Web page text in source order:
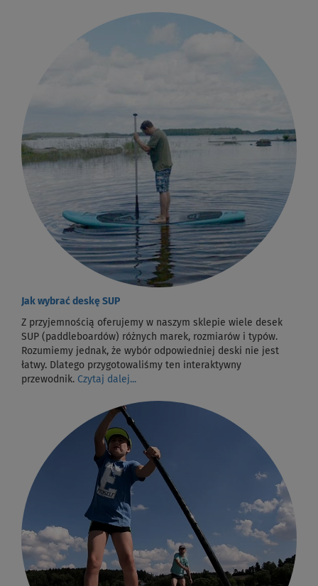
Jak wybrać deskę SUP
Z przyjemnością oferujemy w naszym sklepie wiele desek
SUP (paddleboardów) różnych marek, rozmiarów i typów.
Rozumiemy jednak, że wybór odpowiedniej deski nie jest
łatwy. Dlatego przygotowaliśmy ten interaktywny
przewodnik. Czytaj dalej...